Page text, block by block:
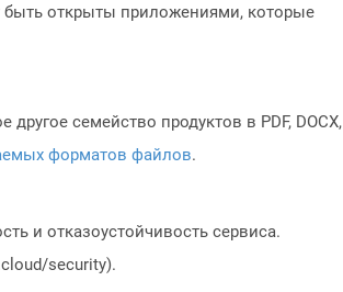
быть открыты приложениями, которые
семейство продуктов в PDF, DOCX,
форматов файлов.
и отказоустойчивость сервиса.
security).